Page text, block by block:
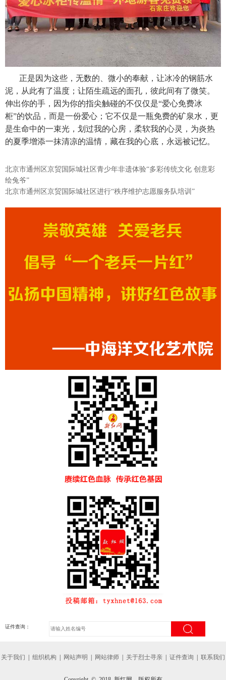
正是因为这些，无数的、微小的奉献，让冰冷的钢筋水
泥，从此有了温度；让陌生疏远的面孔，彼此间有了微笑。
伸出你的手，因为你的指尖触碰的不仅仅是“爱心免费冰
柜”的饮品，而是一份爱心；它不仅是一瓶免费的矿泉水，更
是生命中的一束光，划过我的心房，柔软我的心灵，为炎热
的夏季增添一抹清凉的温情，藏在我的心底，永远被记忆。
北京市通州区京贸国际城社区青少年非遗体验“多彩传统文化 创意彩
绘兔爷”
北京市通州区京贸国际城社区进行“秩序维护志愿服务队培训”
证件查询：
关于我们 | 组织机构 | 网站声明 | 网站律师 | 关于烈士寻亲 | 证件查询 | 联系我们